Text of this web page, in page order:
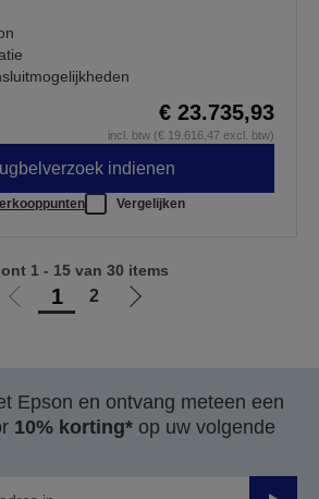
€ 23.735,93
incl. btw (€ 19.616,47 excl. btw)
indienen
Vergelijken
Ga
1 2
Ga
pagina
1 - 15 van 30 items
Epson en ontvang meteen een
10% korting* op uw volgende